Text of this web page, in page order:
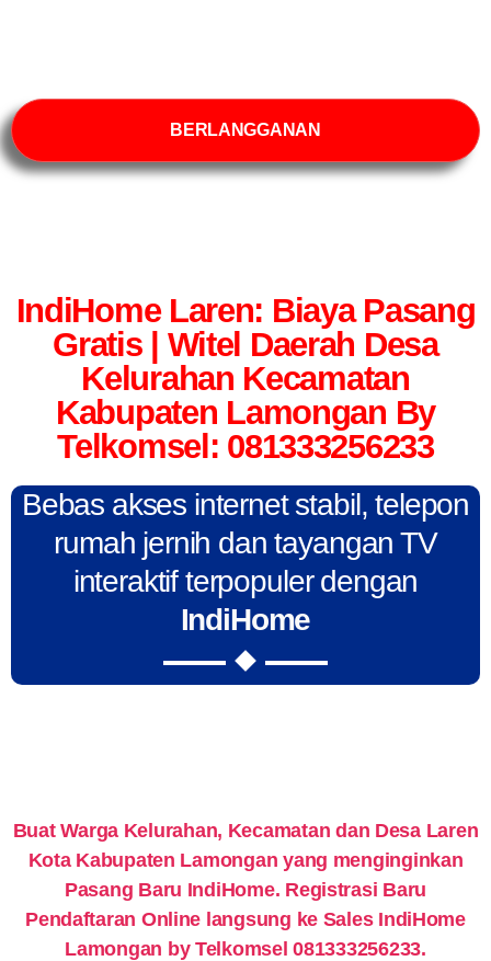
BERLANGGANAN
IndiHome Laren: Biaya Pasang
Gratis | Witel Daerah Desa
Kelurahan Kecamatan
Kabupaten Lamongan By
Telkomsel: 081333256233
Bebas akses internet stabil, telepon
rumah jernih dan tayangan TV
interaktif terpopuler dengan
IndiHome
Buat Warga Kelurahan, Kecamatan dan Desa Laren
Kota Kabupaten Lamongan yang menginginkan
Pasang Baru IndiHome. Registrasi Baru
Pendaftaran Online langsung ke Sales IndiHome
Lamongan by Telkomsel 081333256233.